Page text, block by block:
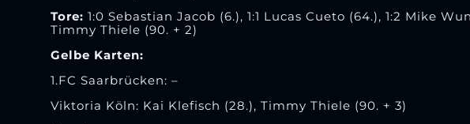
Tore: 1:0 Sebastian Jacob (6.), 1:1 Lucas Cueto (64.), 1:2 Mike
Timmy Thiele (90. + 2)
Gelbe Karten:
1.FC Saarbrücken: –
Viktoria Köln: Kai Klefisch (28.), Timmy Thiele (90. + 3)